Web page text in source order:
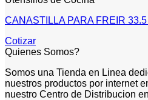
CANASTILLA PARA FREIR
Cotizar
Quienes Somos?
Somos una Tienda en Linea
nuestros productos por internet
nuestro Centro de Distribucion